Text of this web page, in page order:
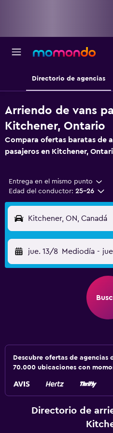
Directorio de agencias
Arriendo de vans
Kitchener, Ontario
Compara ofertas baratas de
pasajeros en Kitchener,
Entrega en el mismo punto
Edad del conductor: 25-26
Kitchener, ON, Canadá
jue. 13/8 Mediodía -
Descubre ofertas de agencias
70.000 ubicaciones con
Directorio de